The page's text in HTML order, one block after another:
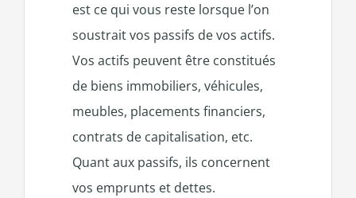
est ce qui vous reste lorsque l’on
soustrait vos passifs de vos actifs.
Vos actifs peuvent être constitués
de biens immobiliers, véhicules,
meubles, placements financiers,
contrats de capitalisation, etc.
Quant aux passifs, ils concernent
vos emprunts et dettes.